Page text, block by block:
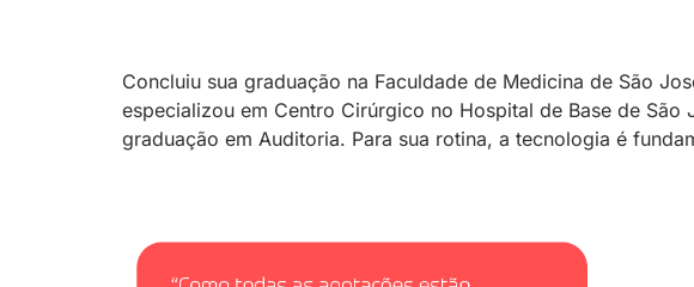
Concluiu sua graduação na Faculdade de Medicina de São
especializou em Centro Cirúrgico no Hospital de Base de
graduação em Auditoria. Para sua rotina, a tecnologia é